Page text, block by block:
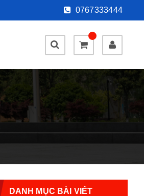
0767333444
DANH MỤC BÀI VIẾT